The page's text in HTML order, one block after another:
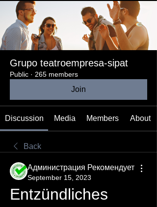
Grupo teatroempresa-sipat
Public · 265 members
Join
Discussion Media Members About
Back
Администрация Рекомендует
September 15, 2023
Entzündliches